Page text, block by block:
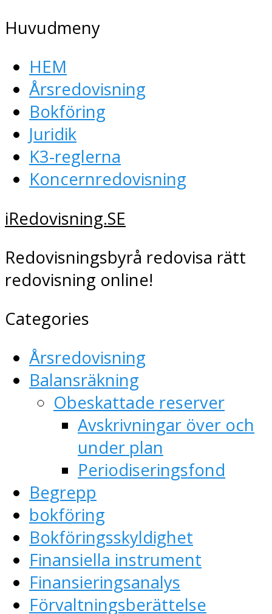
Huvudmeny
HEM
Årsredovisning
Bokföring
Juridik
K3-reglerna
Koncernredovisning
iRedovisning.SE
Redovisningsbyrå redovisa rätt
redovisning online!
Categories
Årsredovisning
Balansräkning
Obeskattade reserver
Avskrivningar över och
under plan
Periodiseringsfond
Begrepp
bokföring
Bokföringsskyldighet
Finansiella instrument
Finansieringsanalys
Förvaltningsberättelse